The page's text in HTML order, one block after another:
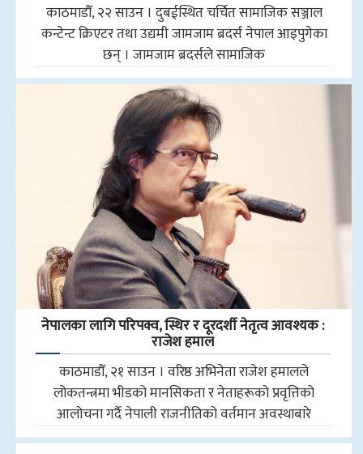
काठमाडौँ, २२ साउन । दुबईस्थित चर्चित सामाजिक सञ्जाल
कन्टेन्ट क्रिएटर तथा उद्यमी जामजाम ब्रदर्स नेपाल आइपुगेका
छन् । जामजाम ब्रदर्सले सामाजिक
नेपालका लागि परिपक्व, स्थिर र दूरदर्शी नेतृत्व आवश्यक :
राजेश हमाल
काठमाडौँ, २१ साउन । वरिष्ठ अभिनेता राजेश हमालले
लोकतन्त्रमा भीडको मानसिकता र नेताहरूको प्रवृत्तिको
आलोचना गर्दै नेपाली राजनीतिको वर्तमान अवस्थाबारे